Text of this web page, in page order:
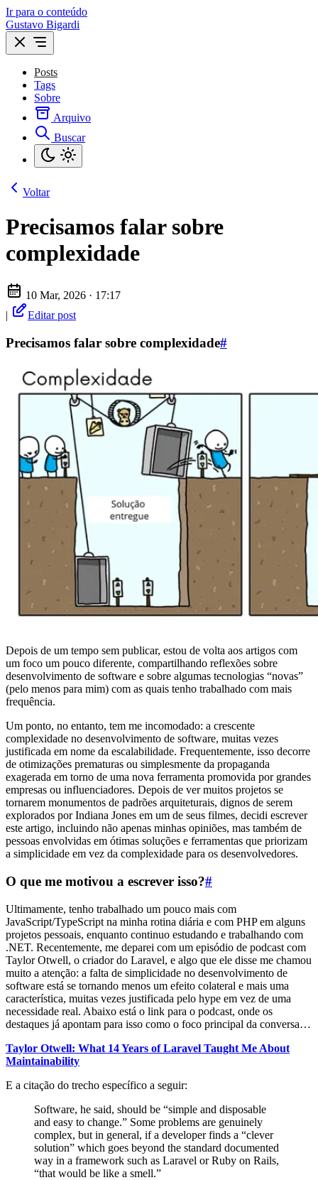
Ir para o conteúdo
Gustavo Bigardi
Posts
Tags
Sobre
Arquivo
Buscar
Voltar
Precisamos falar sobre
complexidade
10 Mar, 2026 · 17:17
|
Editar post
Precisamos falar sobre complexidade#
Depois de um tempo sem publicar, estou de volta aos artigos com
um foco um pouco diferente, compartilhando reflexões sobre
desenvolvimento de software e sobre algumas tecnologias “novas”
(pelo menos para mim) com as quais tenho trabalhado com mais
frequência.
Um ponto, no entanto, tem me incomodado: a crescente
complexidade no desenvolvimento de software, muitas vezes
justificada em nome da escalabilidade. Frequentemente, isso decorre
de otimizações prematuras ou simplesmente da propaganda
exagerada em torno de uma nova ferramenta promovida por grandes
empresas ou influenciadores. Depois de ver muitos projetos se
tornarem monumentos de padrões arquiteturais, dignos de serem
explorados por Indiana Jones em um de seus filmes, decidi escrever
este artigo, incluindo não apenas minhas opiniões, mas também de
pessoas envolvidas em ótimas soluções e ferramentas que priorizam
a simplicidade em vez da complexidade para os desenvolvedores.
O que me motivou a escrever isso?#
Ultimamente, tenho trabalhado um pouco mais com
JavaScript/TypeScript na minha rotina diária e com PHP em alguns
projetos pessoais, enquanto continuo estudando e trabalhando com
.NET. Recentemente, me deparei com um episódio de podcast com
Taylor Otwell, o criador do Laravel, e algo que ele disse me chamou
muito a atenção: a falta de simplicidade no desenvolvimento de
software está se tornando menos um efeito colateral e mais uma
característica, muitas vezes justificada pelo hype em vez de uma
necessidade real. Abaixo está o link para o podcast, onde os
destaques já apontam para isso como o foco principal da conversa…
Taylor Otwell: What 14 Years of Laravel Taught Me About
Maintainability
E a citação do trecho específico a seguir:
Software, he said, should be “simple and disposable
and easy to change.” Some problems are genuinely
complex, but in general, if a developer finds a “clever
solution” which goes beyond the standard documented
way in a framework such as Laravel or Ruby on Rails,
“that would be like a smell.”